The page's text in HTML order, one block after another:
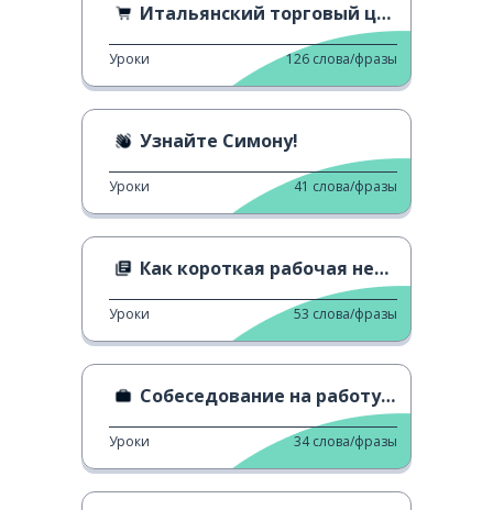
Итальянский торговый центр
Уроки 126 слова/фразы
Узнайте Симону!
Уроки 41 слова/фразы
Как короткая рабочая неделя разделяет Италию
Уроки 53 слова/фразы
Собеседование на работу - общие вопросы
Уроки 34 слова/фразы